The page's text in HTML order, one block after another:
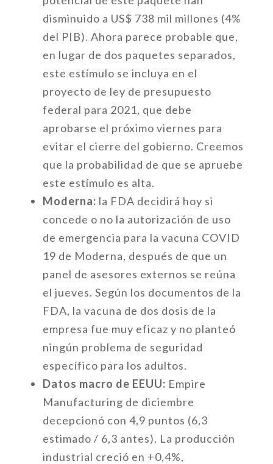
disminuido a US$ 738 mil millones (4%
del PIB). Ahora parece probable que,
en lugar de dos paquetes separados,
este estímulo se incluya en el
proyecto de ley de presupuesto
federal para 2021, que debe
aprobarse el próximo viernes para
evitar el cierre del gobierno. Creemos
que la probabilidad de que se apruebe
este estímulo es alta.
Moderna: la FDA decidirá hoy si
concede o no la autorización de uso
de emergencia para la vacuna COVID
19 de Moderna, después de que un
panel de asesores externos se reúna
el jueves. Según los documentos de la
FDA, la vacuna de dos dosis de la
empresa fue muy eficaz y no planteó
ningún problema de seguridad
específico para los adultos.
Datos macro de EEUU: Empire
Manufacturing de diciembre
decepcionó con 4,9 puntos (6,3
estimado / 6,3 antes). La producción
industrial creció en +0,4%,